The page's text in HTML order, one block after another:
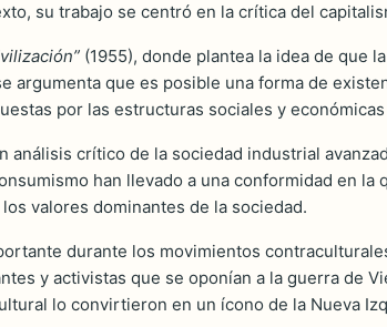
su trabajo se centró en la crítica del
(1955), donde plantea la idea de que
argumenta que es posible una forma de
por las estructuras sociales y
análisis crítico de la sociedad industrial
han llevado a una conformidad en
valores dominantes de la sociedad.
durante los movimientos
y activistas que se oponían a la guerra de
lo convirtieron en un ícono de la Nueva